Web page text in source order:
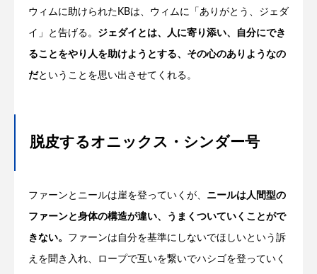
ウィムに助けられたKBは、ウィムに「ありがとう、ジェダ
イ」と告げる。 ジェダイとは、人に寄り添い、自分にでき
ることをやり人を助けようとする、その心のありようなの
だということを思い出させてくれる。
脱皮するオニックス・シンダー号
ファーンとニールは崖を登っていくが、 ニールは人間型の
ファーンと身体の構造が違い、うまくついていくことがで
きない。 ファーンは自分を基準にしないでほしいという訴
えを聞き入れ、ロープで互いを繋いでハシゴを登っていく